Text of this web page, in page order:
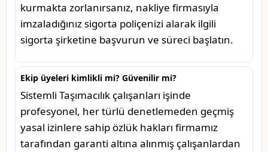
kurmakta zorlanırsanız, nakliye firmasıyla
imzaladığınız sigorta poliçenizi alarak ilgili
sigorta şirketine başvurun ve süreci başlatın.
Ekip üyeleri kimlikli mi? Güvenilir mi?
Sistemli Taşımacılık çalışanları işinde
profesyonel, her türlü denetlemeden geçmiş
yasal izinlere sahip özlük hakları firmamız
tarafından garanti altına alınmış çalışanlardan